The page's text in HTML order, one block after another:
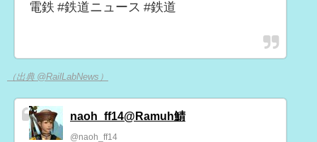
電鉄 #鉄道ニュース #鉄道
（出典 @RailLabNews）
naoh_ff14@Ramuh鯖
@naoh_ff14